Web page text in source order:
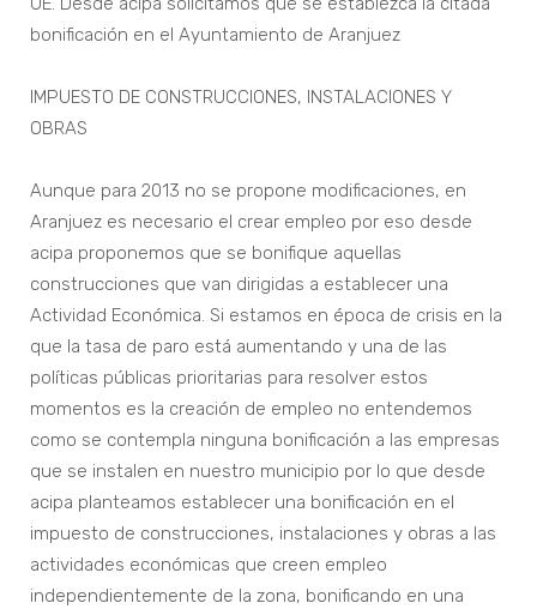
bonificación en el Ayuntamiento de Aranjuez
IMPUESTO DE CONSTRUCCIONES, INSTALACIONES Y
OBRAS
Aunque para 2013 no se propone modificaciones, en
Aranjuez es necesario el crear empleo por eso desde
acipa proponemos que se bonifique aquellas
construcciones que van dirigidas a establecer una
Actividad Económica. Si estamos en época de crisis en la
que la tasa de paro está aumentando y una de las
políticas públicas prioritarias para resolver estos
momentos es la creación de empleo no entendemos
como se contempla ninguna bonificación a las empresas
que se instalen en nuestro municipio por lo que desde
acipa planteamos establecer una bonificación en el
impuesto de construcciones, instalaciones y obras a las
actividades económicas que creen empleo
independientemente de la zona, bonificando en una